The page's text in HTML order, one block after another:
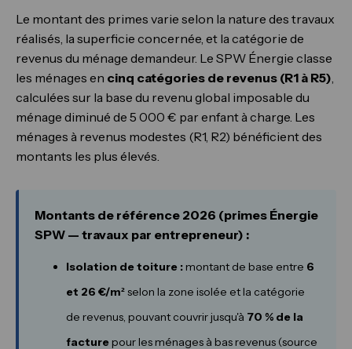
Le montant des primes varie selon la nature des travaux
réalisés, la superficie concernée, et la catégorie de
revenus du ménage demandeur. Le SPW Énergie classe
les ménages en cinq catégories de revenus (R1 à R5),
calculées sur la base du revenu global imposable du
ménage diminué de 5 000 € par enfant à charge. Les
ménages à revenus modestes (R1, R2) bénéficient des
montants les plus élevés.
Montants de référence 2026 (primes Énergie
SPW — travaux par entrepreneur) :
Isolation de toiture :montant de base entre 6
et 26 €/m²selon la zone isolée et la catégorie
de revenus, pouvant couvrir jusqu'à 70 % de la
facturepour les ménages à bas revenus (source